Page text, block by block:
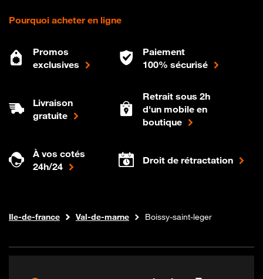
Pourquoi acheter en ligne
Promos
exclusives
Paiement
100% sécurisé
Livraison
gratuite
Retrait sous 2h
d'un mobile en
boutique
À vos cotés
24h/24
Droit de rétractation
Boutique Orange
Internet fibre
Ile-de-france Val-de-marne Boissy-saint-leger